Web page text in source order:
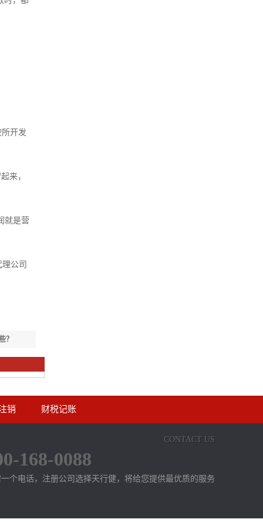
开发
来，
就是营
公司
？
销 财税记账
CONTACT US
168-0088
一个电话，注册公司选择天行健，将给您提供最优质的服务